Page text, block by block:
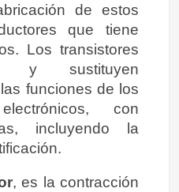
de estos
que tiene
Los transistores
y sustituyen
funciones de los
con
incluyendo la
, es la contracción